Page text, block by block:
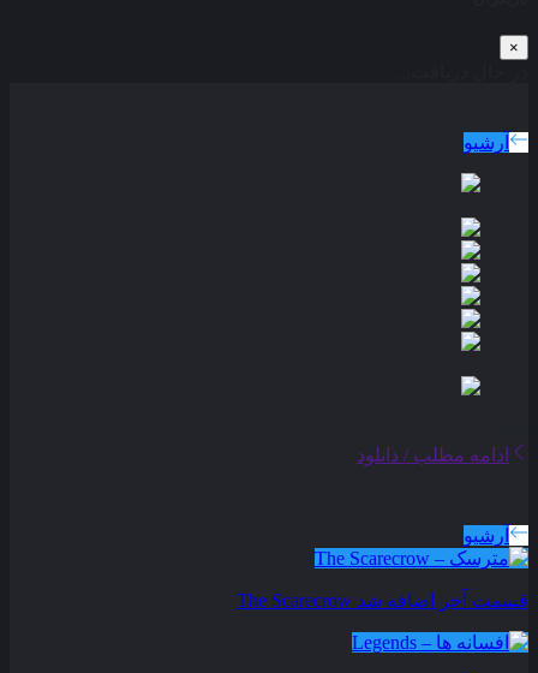
×
آرشیو
ادامه مطلب / دانلود
آرشیو
قسمت آخر اضافه شد The Scarecrow